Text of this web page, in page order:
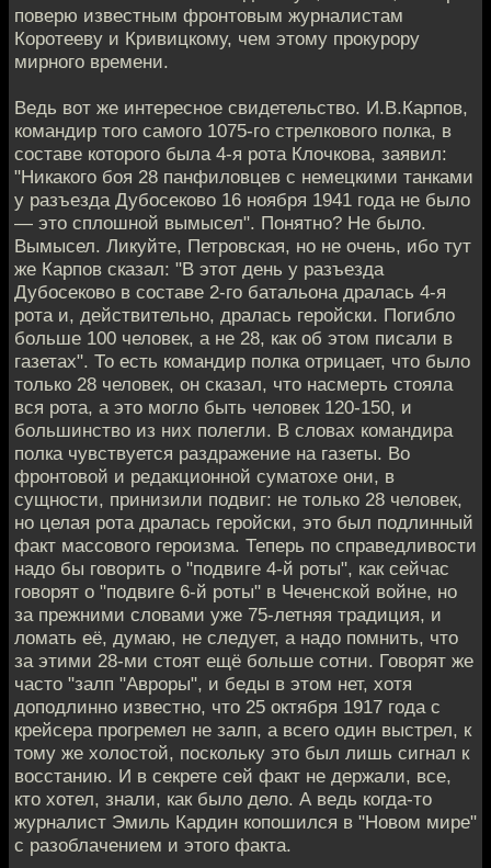
поверю известным фронтовым журналистам
Коротееву и Кривицкому, чем этому прокурору
мирного времени.
Ведь вот же интересное свидетельство. И.В.Карпов,
командир того самого 1075-го стрелкового полка, в
составе которого была 4-я рота Клочкова, заявил:
"Никакого боя 28 панфиловцев с немецкими танками
у разъезда Дубосеково 16 ноября 1941 года не было
— это сплошной вымысел". Понятно? Не было.
Вымысел. Ликуйте, Петровская, но не очень, ибо тут
же Карпов сказал: "В этот день у разъезда
Дубосеково в составе 2-го батальона дралась 4-я
рота и, действительно, дралась геройски. Погибло
больше 100 человек, а не 28, как об этом писали в
газетах". То есть командир полка отрицает, что было
только 28 человек, он сказал, что насмерть стояла
вся рота, а это могло быть человек 120-150, и
большинство из них полегли. В словах командира
полка чувствуется раздражение на газеты. Во
фронтовой и редакционной суматохе они, в
сущности, принизили подвиг: не только 28 человек,
но целая рота дралась геройски, это был подлинный
факт массового героизма. Теперь по справедливости
надо бы говорить о "подвиге 4-й роты", как сейчас
говорят о "подвиге 6-й роты" в Чеченской войне, но
за прежними словами уже 75-летняя традиция, и
ломать её, думаю, не следует, а надо помнить, что
за этими 28-ми стоят ещё больше сотни. Говорят же
часто "залп "Авроры", и беды в этом нет, хотя
доподлинно известно, что 25 октября 1917 года с
крейсера прогремел не залп, а всего один выстрел, к
тому же холостой, поскольку это был лишь сигнал к
восстанию. И в секрете сей факт не держали, все,
кто хотел, знали, как было дело. А ведь когда-то
журналист Эмиль Кардин копошился в "Новом мире"
с разоблачением и этого факта.